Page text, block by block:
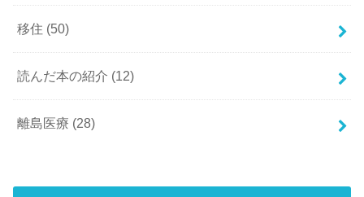
移住 (50)
読んだ本の紹介 (12)
離島医療 (28)